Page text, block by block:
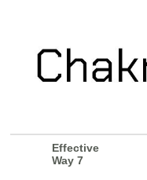
Effective
Way 7